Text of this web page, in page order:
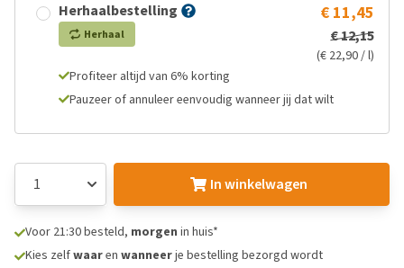
Herhaalbestelling
Herhaal
€ 11,45
€ 12,15
(€ 22,90 / l)
Profiteer altijd van 6% korting
Pauzeer of annuleer eenvoudig wanneer jij dat wilt
In winkelwagen
Voor 21:30 besteld, morgen in huis*
Kies zelfwaaren wanneerje bestelling bezorgd wordt